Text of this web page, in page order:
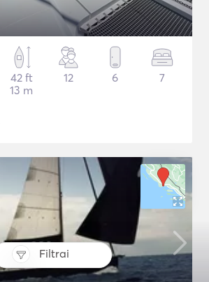
Filtrai
42 ft
13 m
12 6 7